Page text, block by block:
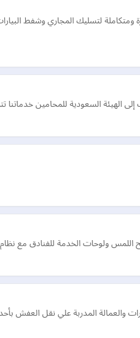
لتسليك المجاري وشفط
السعودية للمحامين خدماتنا
اللمس ولوحات الخدمة للفنادق مع
المدربة علي نقل العفش